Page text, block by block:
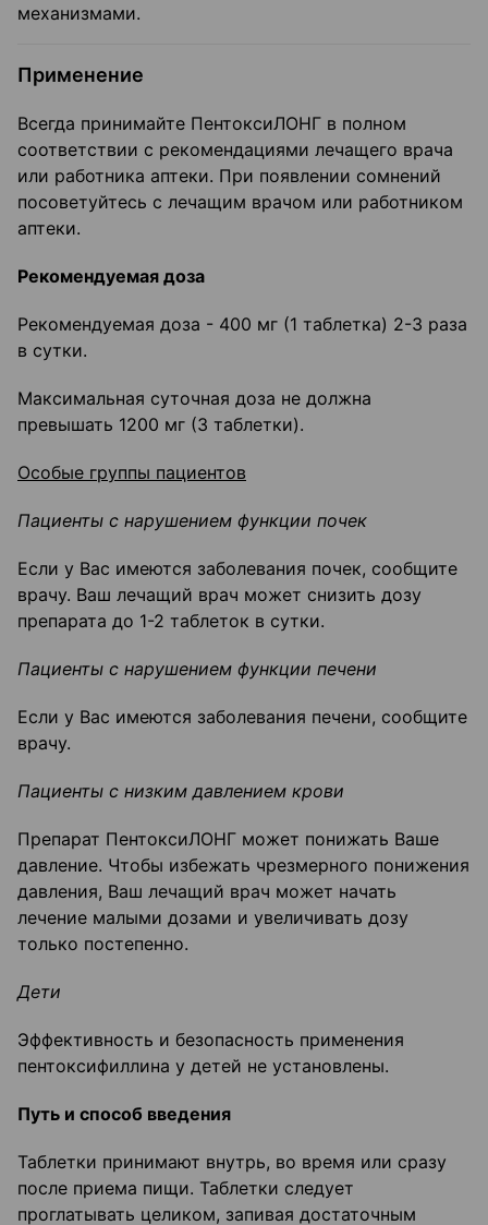
механизмами.
Применение
Всегда принимайте ПентоксиЛОНГ в полном
соответствии с рекомендациями лечащего врача
или работника аптеки. При появлении сомнений
посоветуйтесь с лечащим врачом или работником
аптеки.
Рекомендуемая доза
Рекомендуемая доза - 400 мг (1 таблетка) 2-3 раза
в сутки.
Максимальная суточная доза не должна
превышать 1200 мг (3 таблетки).
Особые группы пациентов
Пациенты с нарушением функции почек
Если у Вас имеются заболевания почек, сообщите
врачу. Ваш лечащий врач может снизить дозу
препарата до 1-2 таблеток в сутки.
Пациенты с нарушением функции печени
Если у Вас имеются заболевания печени, сообщите
врачу.
Пациенты с низким давлением крови
Препарат ПентоксиЛОНГ может понижать Ваше
давление. Чтобы избежать чрезмерного понижения
давления, Ваш лечащий врач может начать
лечение малыми дозами и увеличивать дозу
только постепенно.
Дети
Эффективность и безопасность применения
пентоксифиллина у детей не установлены.
Путь и способ введения
Таблетки принимают внутрь, во время или сразу
после приема пищи. Таблетки следует
проглатывать целиком, запивая достаточным